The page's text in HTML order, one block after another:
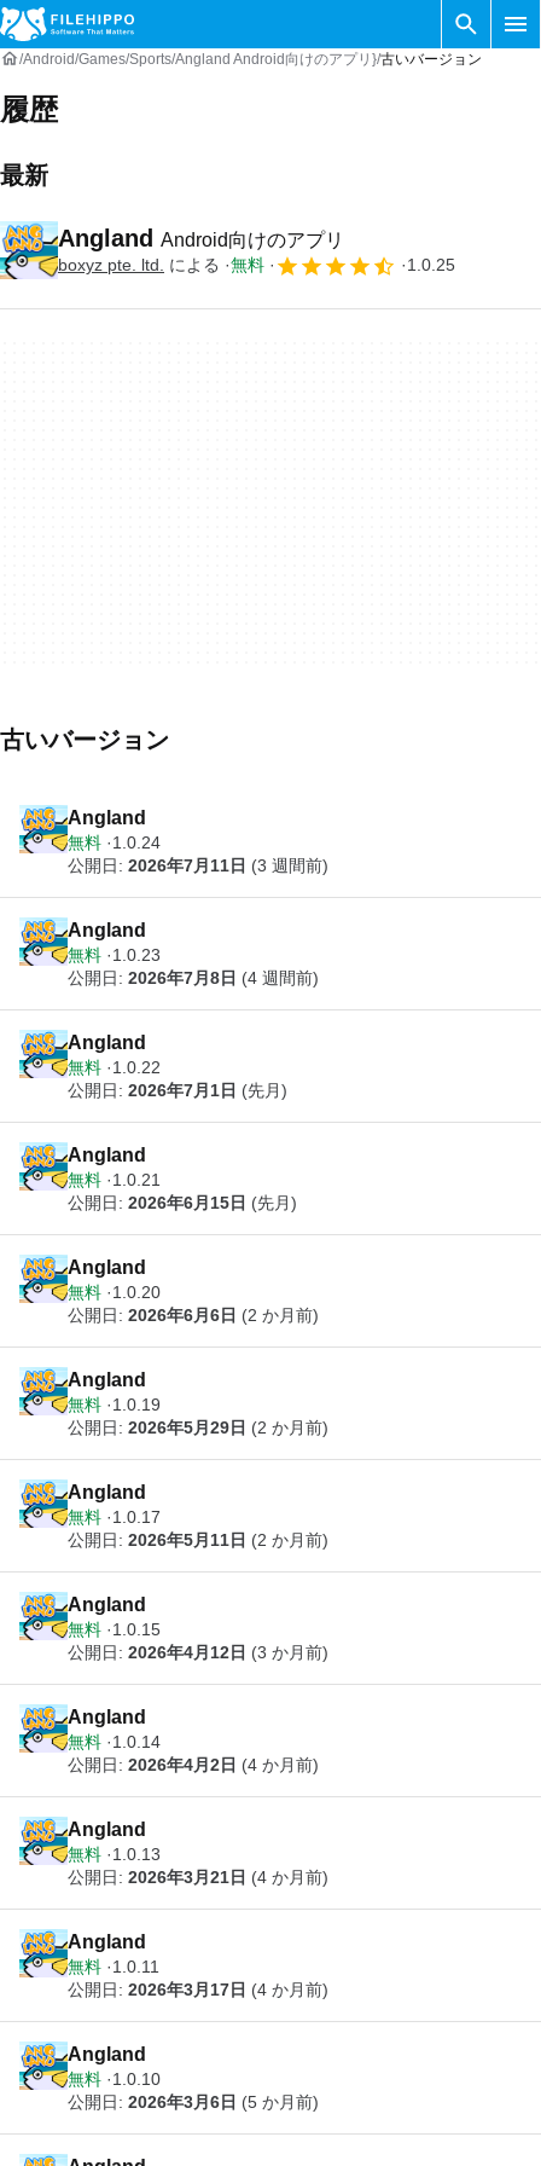
Android Games Sports Angland Android向けのアプリ} 古いバージョン
履歴
最新
Angland Android向けのアプリ
boxyz pte. ltd. による 無料 1.0.25
古いバージョン
Angland
無料
1.0.24
公開日: 2026年7月11日 (3 週間前)
Angland
無料
1.0.23
公開日: 2026年7月8日 (4 週間前)
Angland
無料
1.0.22
公開日: 2026年7月1日 (先月)
Angland
無料
1.0.21
公開日: 2026年6月15日 (先月)
Angland
無料
1.0.20
公開日: 2026年6月6日 (2 か月前)
Angland
無料
1.0.19
公開日: 2026年5月29日 (2 か月前)
Angland
無料
1.0.17
公開日: 2026年5月11日 (2 か月前)
Angland
無料
1.0.15
公開日: 2026年4月12日 (3 か月前)
Angland
無料
1.0.14
公開日: 2026年4月2日 (4 か月前)
Angland
無料
1.0.13
公開日: 2026年3月21日 (4 か月前)
Angland
無料
1.0.11
公開日: 2026年3月17日 (4 か月前)
Angland
無料
1.0.10
公開日: 2026年3月6日 (5 か月前)